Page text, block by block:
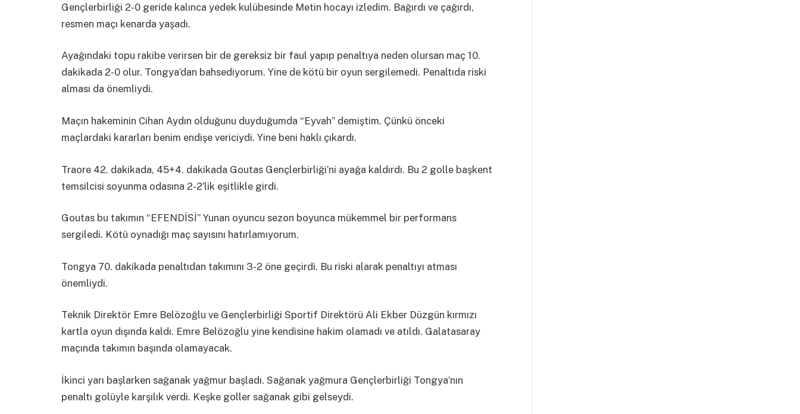
Gençlerbirliği 2-0 geride kalınca yedek kulübesinde Metin hocayı izledim. Bağırdı ve çağırdı,
resmen maçı kenarda yaşadı.
Ayağındaki topu rakibe verirsen bir de gereksiz bir faul yapıp penaltıya neden olursan maç 10.
dakikada 2-0 olur. Tongya’dan bahsediyorum. Yine de kötü bir oyun sergilemedi. Penaltıda riski
alması da önemliydi.
Maçın hakeminin Cihan Aydın olduğunu duyduğumda “Eyvah” demiştim. Çünkü önceki
maçlardaki kararları benim endişe vericiydi. Yine beni haklı çıkardı.
Traore 42. dakikada, 45+4. dakikada Goutas Gençlerbirliği’ni ayağa kaldırdı. Bu 2 golle başkent
temsilcisi soyunma odasına 2-2’lik eşitlikle girdi.
Goutas bu takımın “EFENDİSİ” Yunan oyuncu sezon boyunca mükemmel bir performans
sergiledi. Kötü oynadığı maç sayısını hatırlamıyorum.
Tongya 70. dakikada penaltıdan takımını 3-2 öne geçirdi. Bu riski alarak penaltıyı atması
önemliydi.
Teknik Direktör Emre Belözoğlu ve Gençlerbirliği Sportif Direktörü Ali Ekber Düzgün kırmızı
kartla oyun dışında kaldı. Emre Belözoğlu yine kendisine hakim olamadı ve atıldı. Galatasaray
maçında takımın başında olamayacak.
İkinci yarı başlarken sağanak yağmur başladı. Sağanak yağmura Gençlerbirliği Tongya’nın
penaltı golüyle karşılık verdi. Keşke goller sağanak gibi gelseydi.